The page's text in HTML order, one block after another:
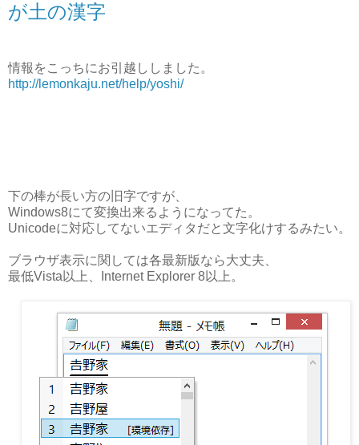
が土の漢字
情報をこっちにお引越ししました。
http://lemonkaju.net/help/yoshi/
下の棒が長い方の旧字ですが、
Windows8にて変換出来るようになってた。
Unicodeに対応してないエディタだと文字化けするみたい。
ブラウザ表示に関しては各最新版なら大丈夫、
最低Vista以上、Internet Explorer 8以上。